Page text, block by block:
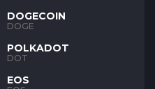
DOGECOIN
DOGE
POLKADOT
DOT
EOS